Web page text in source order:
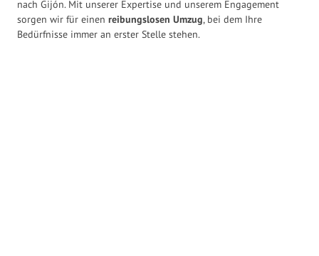
nach Gijón. Mit unserer Expertise und unserem Engagement
sorgen wir für einen reibungslosen Umzug, bei dem Ihre
Bedürfnisse immer an erster Stelle stehen.